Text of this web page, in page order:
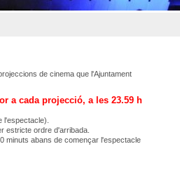
de cinema que l'Ajuntament
a cada projecció, a les 23.59 h
l'espectacle).
estricte ordre d'arribada.
minuts abans de començar l'espectacle